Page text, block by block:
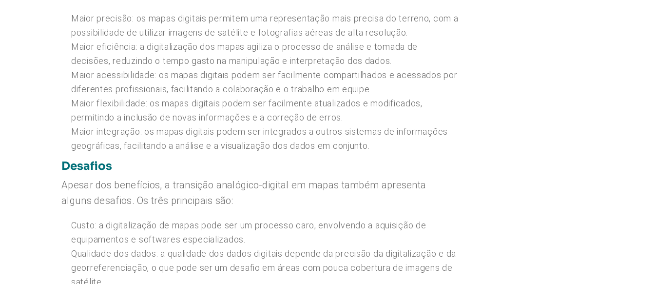
Maior precisão: os mapas digitais permitem uma representação mais precisa do terreno, com a
possibilidade de utilizar imagens de satélite e fotografias aéreas de alta resolução.
Maior eficiência: a digitalização dos mapas agiliza o processo de análise e tomada de
decisões, reduzindo o tempo gasto na manipulação e interpretação dos dados.
Maior acessibilidade: os mapas digitais podem ser facilmente compartilhados e acessados por
diferentes profissionais, facilitando a colaboração e o trabalho em equipe.
Maior flexibilidade: os mapas digitais podem ser facilmente atualizados e modificados,
permitindo a inclusão de novas informações e a correção de erros.
Maior integração: os mapas digitais podem ser integrados a outros sistemas de informações
geográficas, facilitando a análise e a visualização dos dados em conjunto.
Desafios
Apesar dos benefícios, a transição analógico-digital em mapas também apresenta
alguns desafios. Os três principais são:
Custo: a digitalização de mapas pode ser um processo caro, envolvendo a aquisição de
equipamentos e softwares especializados.
Qualidade dos dados: a qualidade dos dados digitais depende da precisão da digitalização e da
georreferenciação, o que pode ser um desafio em áreas com pouca cobertura de imagens de
satélite.